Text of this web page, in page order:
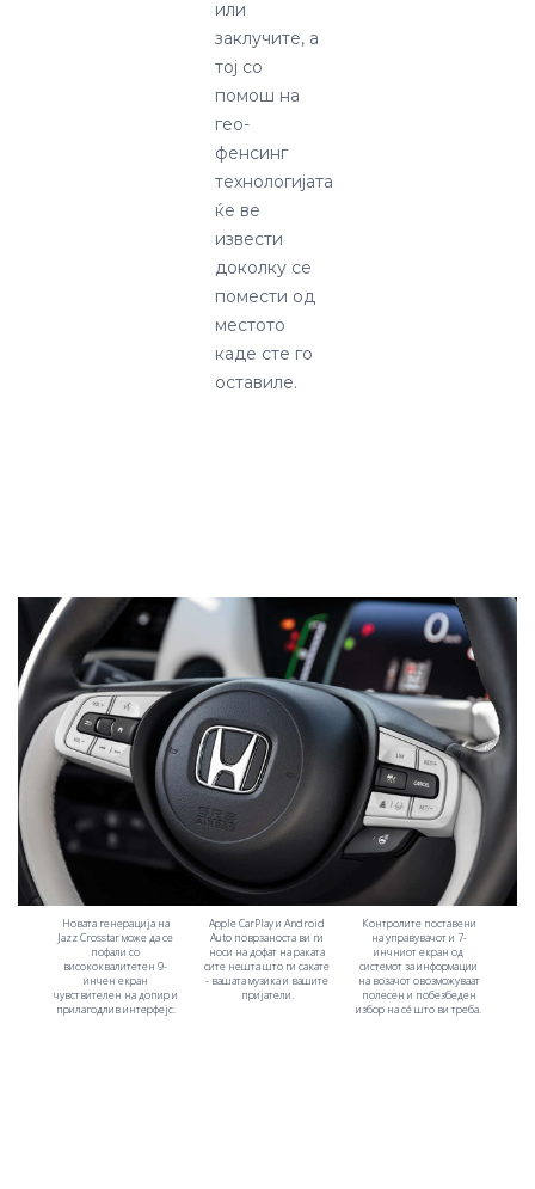
или
заклучите, а
тој со
помош на
гео-
фенсинг
технологијата
ќе ве
извести
доколку се
помести од
местото
каде сте го
оставиле.
Новата генерација на
Jazz Crosstar може да се
пофали со
висококвалитетен 9-
инчен екран
чувствителен на допир и
прилагодлив интерфејс.
Apple CarPlay и Android
Auto поврзаноста ви ги
носи на дофат на раката
сите нешта што ги сакате
- вашата музика и вашите
пријатели.
Контролите поставени
на управувачот и 7-
инчниот екран од
системот за информации
на возачот овозможуваат
полесен и побезбеден
избор на сé што ви треба.